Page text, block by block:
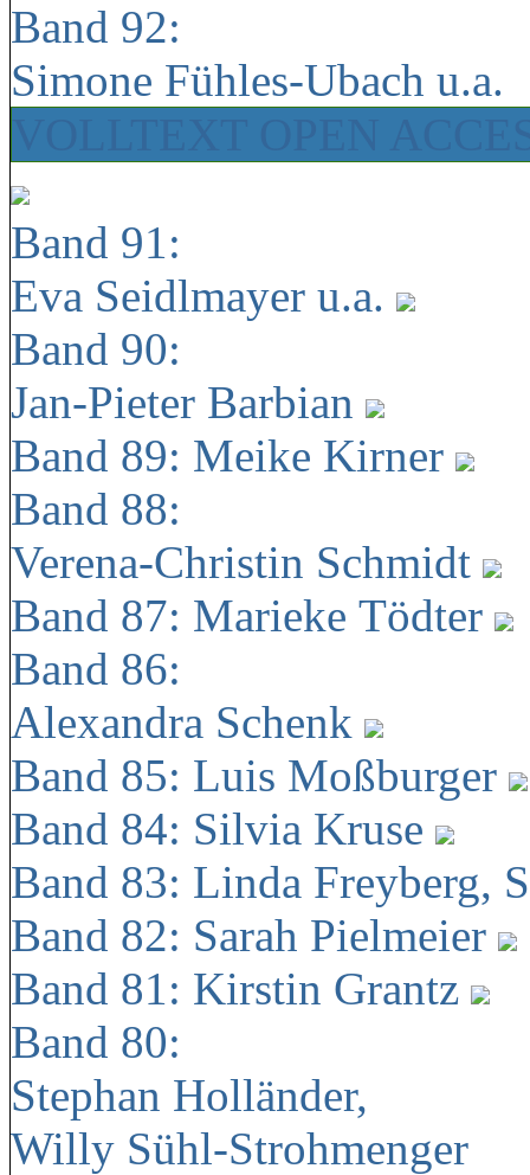
Band 92:
Simone Fühles-Ubach u.a.
Band 91:
Eva Seidlmayer u.a.
Band 90:
Jan-Pieter Barbian
Band 89: Meike Kirner
Band 88:
Verena-Christin Schmidt
Band 87: Marieke Tödter
Band 86:
Alexandra Schenk
Band 85: Luis Moßburger
Band 84: Silvia Kruse
Band 83: Linda Freyberg,
Band 82: Sarah Pielmeier
Band 81: Kirstin Grantz
Band 80:
Stephan Holländer,
Willy Sühl-Strohmenger